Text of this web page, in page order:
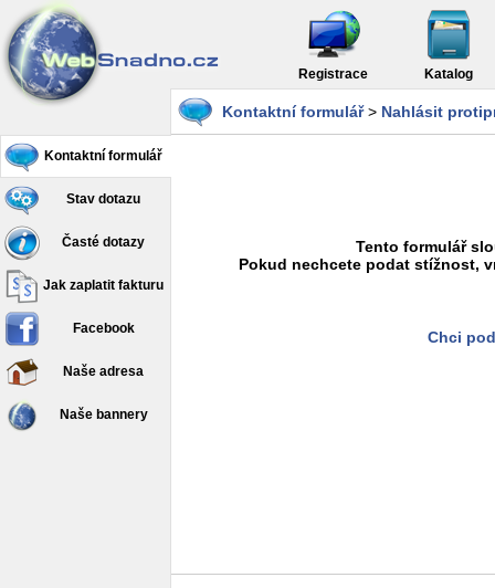
Registrace Katalog
Kontaktní formulář
Stav dotazu
Časté dotazy
Jak zaplatit fakturu
Facebook
Naše adresa
Naše bannery
Kontaktní formulář> Nahlásit
Tento formulář
Pokud nechcete podat stížnost,
Chci